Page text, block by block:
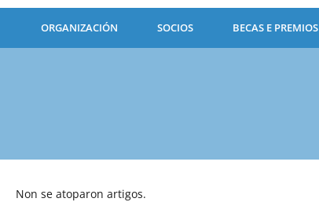
ORGANIZACIÓN SOCIOS BECAS E PREMIOS
Non se atoparon artigos.